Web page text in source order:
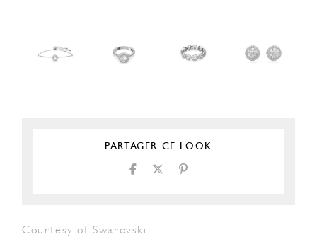
PARTAGER CE LOOK
Courtesy of Swarovski